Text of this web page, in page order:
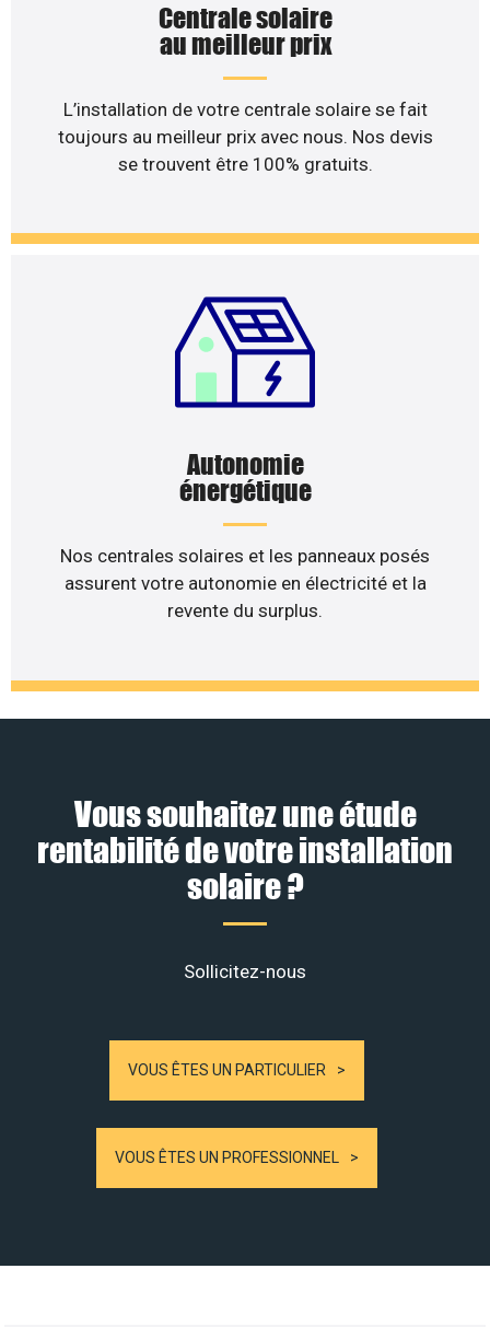
Centrale solaire
au meilleur prix
L’installation de votre centrale solaire se fait
toujours au meilleur prix avec nous. Nos devis
se trouvent être 100% gratuits.
Autonomie
énergétique
Nos centrales solaires et les panneaux posés
assurent votre autonomie en électricité et la
revente du surplus.
Vous souhaitez une étude
rentabilité de votre installation
solaire ?
Sollicitez-nous
VOUS ÊTES UN PARTICULIER
VOUS ÊTES UN PROFESSIONNEL